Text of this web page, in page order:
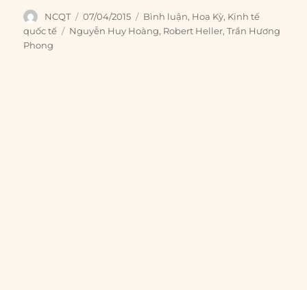
Author
NCQT
Posted
on
07/04/2015 Categories
Bình luận, Hoa Kỳ, Kinh tế
quốc tế
Tags
Nguyễn Huy Hoàng, Robert Heller,Trần Hương
Phong